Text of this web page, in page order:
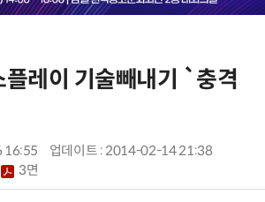
플레이 기술빼내기 `충격
16:55
업데이트 : 2014-02-14 21:38
3면